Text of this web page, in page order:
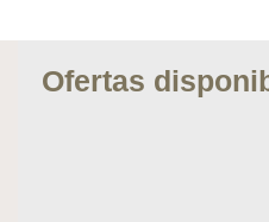
Ofertas